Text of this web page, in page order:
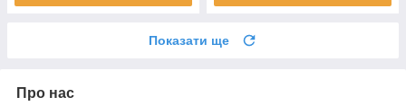
Показати ще
Про нас